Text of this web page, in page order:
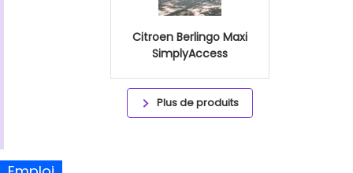
Citroen Berlingo Maxi
SimplyAccess
Plus de produits